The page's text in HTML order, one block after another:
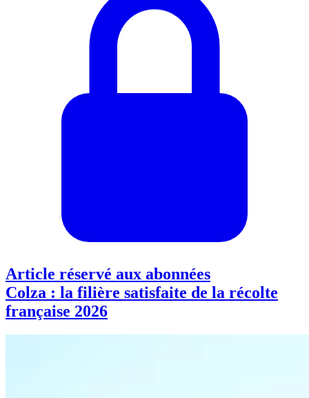
Article réservé aux abonnées
Colza : la filière satisfaite de la récolte
française 2026